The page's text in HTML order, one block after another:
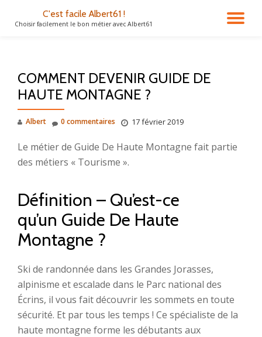
C'est facile Albert61 !
Choisir facilement le bon métier avec Albert61
COMMENT DEVENIR GUIDE DE
HAUTE MONTAGNE ?
Albert 17 février 2019
0 commentaires
Le métier de Guide De Haute Montagne fait partie
des métiers « Tourisme ».
Définition – Qu’est-ce
qu’un Guide De Haute
Montagne ?
Ski de randonnée dans les Grandes Jorasses,
alpinisme et escalade dans le Parc national des
Écrins, il vous fait découvrir les sommets en toute
sécurité. Et par tous les temps ! Ce spécialiste de la
haute montagne forme les débutants aux